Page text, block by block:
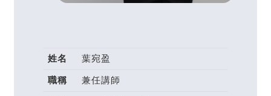
姓名
葉宛盈
職稱
兼任講師